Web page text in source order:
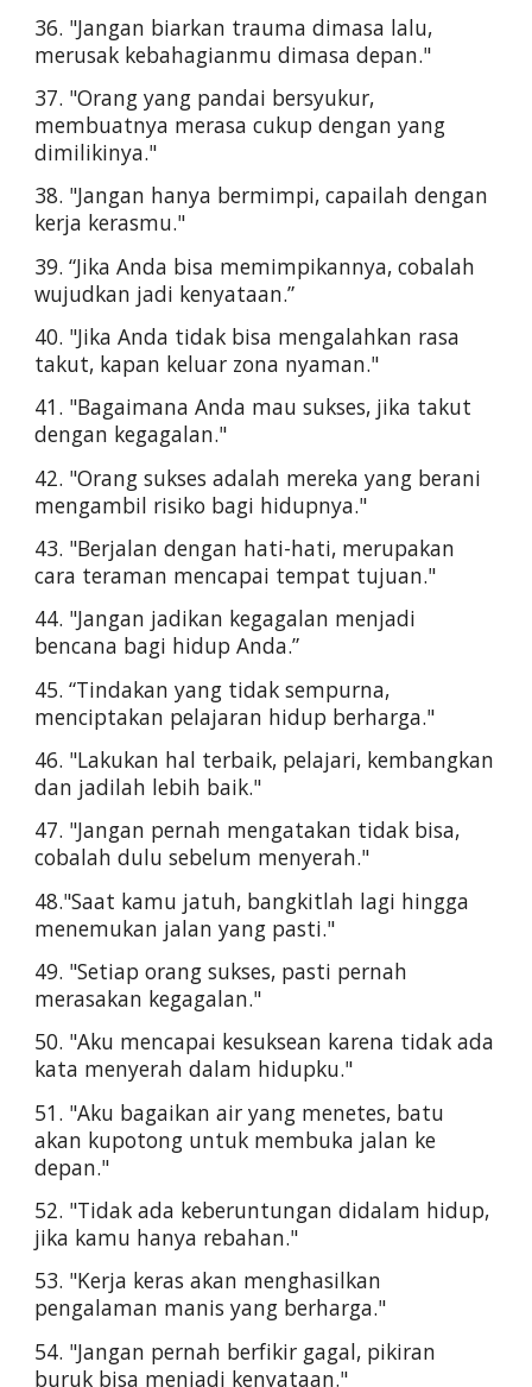
36. "Jangan biarkan trauma dimasa lalu,
merusak kebahagianmu dimasa depan."
37. "Orang yang pandai bersyukur,
membuatnya merasa cukup dengan yang
dimilikinya."
38. "Jangan hanya bermimpi, capailah dengan
kerja kerasmu."
39. “Jika Anda bisa memimpikannya, cobalah
wujudkan jadi kenyataan.”
40. "Jika Anda tidak bisa mengalahkan rasa
takut, kapan keluar zona nyaman."
41. "Bagaimana Anda mau sukses, jika takut
dengan kegagalan."
42. "Orang sukses adalah mereka yang berani
mengambil risiko bagi hidupnya."
43. "Berjalan dengan hati-hati, merupakan
cara teraman mencapai tempat tujuan."
44. "Jangan jadikan kegagalan menjadi
bencana bagi hidup Anda.”
45. “Tindakan yang tidak sempurna,
menciptakan pelajaran hidup berharga."
46. "Lakukan hal terbaik, pelajari, kembangkan
dan jadilah lebih baik."
47. "Jangan pernah mengatakan tidak bisa,
cobalah dulu sebelum menyerah."
48."Saat kamu jatuh, bangkitlah lagi hingga
menemukan jalan yang pasti."
49. "Setiap orang sukses, pasti pernah
merasakan kegagalan."
50. "Aku mencapai kesuksean karena tidak ada
kata menyerah dalam hidupku."
51. "Aku bagaikan air yang menetes, batu
akan kupotong untuk membuka jalan ke
depan."
52. "Tidak ada keberuntungan didalam hidup,
jika kamu hanya rebahan."
53. "Kerja keras akan menghasilkan
pengalaman manis yang berharga."
54. "Jangan pernah berfikir gagal, pikiran
buruk bisa menjadi kenyataan."